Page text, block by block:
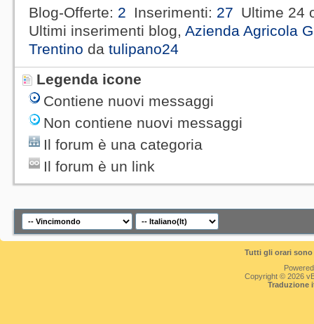
Blog-Offerte 2 Inserimenti 27 Ultime 24
Ultimi inserimenti blog, Azienda Agricola
Trentino da tulipano24
Legenda icone
Contiene nuovi messaggi
Non contiene nuovi messaggi
Il forum è una categoria
Il forum è un link
Tutti gli orari
Copyright © 2026
Traduzione